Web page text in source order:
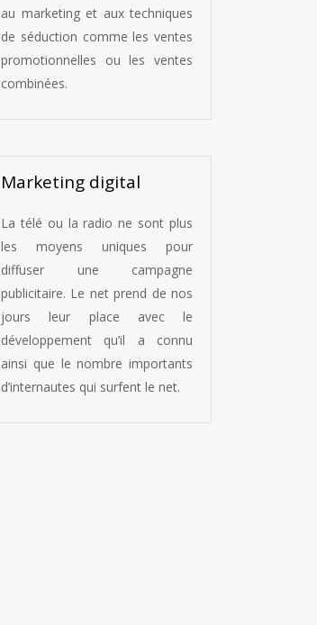
au marketing et aux techniques
de séduction comme les ventes
promotionnelles ou les ventes
combinées.
Marketing digital
La télé ou la radio ne sont plus
les moyens uniques pour
diffuser une campagne
publicitaire. Le net prend de nos
jours leur place avec le
développement qu’il a connu
ainsi que le nombre importants
d’internautes qui surfent le net.